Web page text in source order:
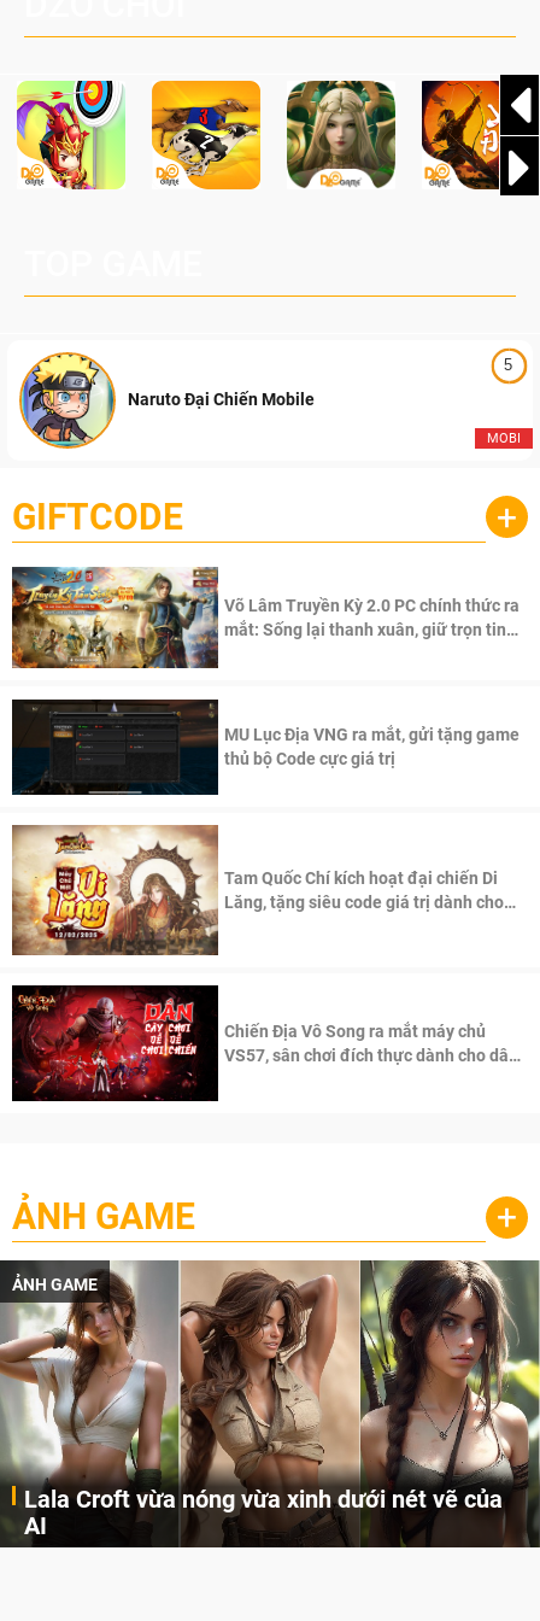
5
MOBI
Naruto Đại Chiến Mobile
GIFTCODE +
Võ Lâm Truyền Kỳ 2.0 PC chính thức ra
mắt: Sống lại thanh xuân, giữ trọn tinh
MU Lục Địa VNG ra mắt, gửi tặng game
thủ bộ Code cực giá trị
Tam Quốc Chí kích hoạt đại chiến Di
Lăng, tặng siêu code giá trị dành cho
Chiến Địa Vô Song ra mắt máy chủ
VS57, sân chơi đích thực dành cho dân
ẢNH GAME +
ẢNH GAME
Lala Croft vừa nóng vừa xinh dưới nét vẽ của
AI